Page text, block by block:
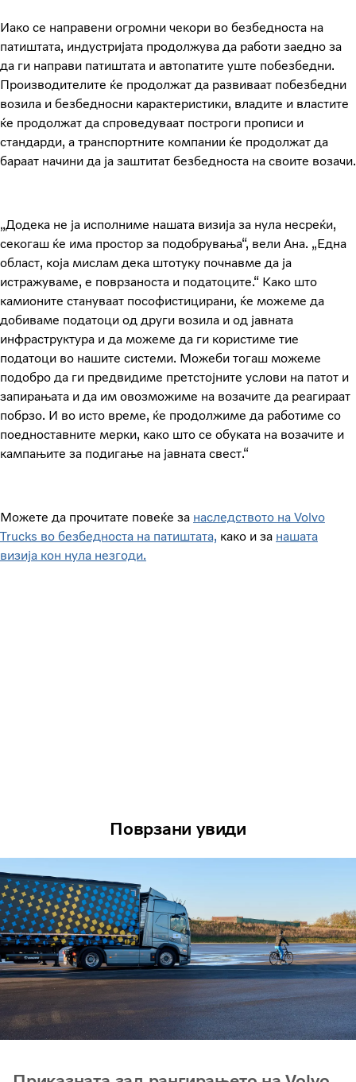
Иако се направени огромни чекори во безбедноста на
патиштата, индустријата продолжува да работи заедно за
да ги направи патиштата и автопатите уште побезбедни.
Производителите ќе продолжат да развиваат побезбедни
возила и безбедносни карактеристики, владите и властите
ќе продолжат да спроведуваат построги прописи и
стандарди, а транспортните компании ќе продолжат да
бараат начини да ја заштитат безбедноста на своите возачи.
„Додека не ја исполниме нашата визија за нула несреќи,
секогаш ќе има простор за подобрувања“, вели Ана. „Една
област, која мислам дека штотуку почнавме да ја
истражуваме, е поврзаноста и податоците.“ Како што
камионите стануваат пософистицирани, ќе можеме да
добиваме податоци од други возила и од јавната
инфраструктура и да можеме да ги користиме тие
податоци во нашите системи. Можеби тогаш можеме
подобро да ги предвидиме претстојните услови на патот и
запирањата и да им овозможиме на возачите да реагираат
побрзо. И во исто време, ќе продолжиме да работиме со
поедноставните мерки, како што се обуката на возачите и
кампањите за подигање на јавната свест.“
Можете да прочитате повеќе за наследството на Volvo
Trucks во безбедноста на патиштата, како и за нашата
визија кон нула незгоди.
Поврзани увиди